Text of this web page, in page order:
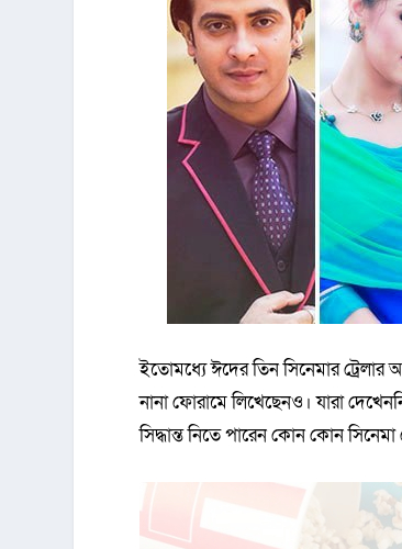
ইতোমধ্যে ঈদের তিন সিনেমার
নানা ফোরামে লিখেছেনও। যারা
সিদ্ধান্ত নিতে পারেন কোন কোন